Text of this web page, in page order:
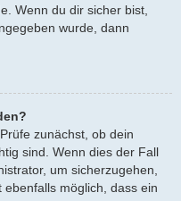
Wenn du dir sicher bist,
wurde, dann
zunächst, ob dein
sind. Wenn dies der Fall
um sicherzugehen,
möglich, dass ein